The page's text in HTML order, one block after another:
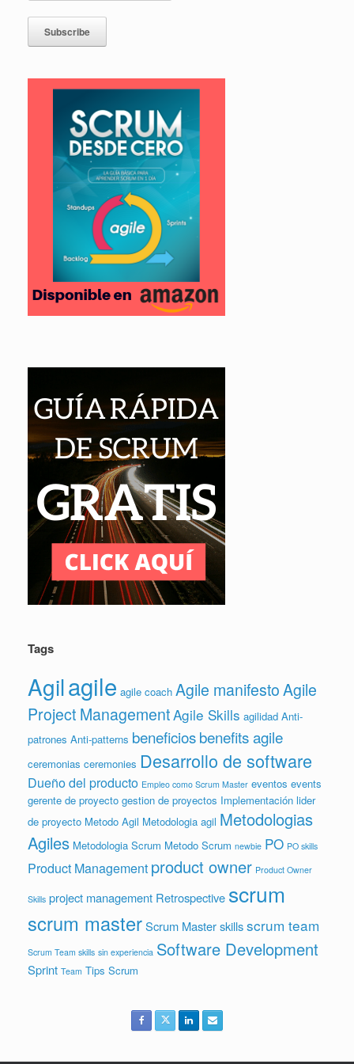
Tags
Agilagile agile coach Agile manifestoAgile
Project ManagementAgile Skills agilidad Anti-
patrones Anti-patterns beneficiosbenefits agile
ceremonias ceremonies Desarrollo de software
Dueño del producto Empleo como Scrum Master eventos events
gerente de proyecto gestion de proyectos Implementación lider
de proyecto Metodo Agil Metodologia agil Metodologias
Agiles Metodologia Scrum Metodo Scrum newbie PO PO skills
Product Management product owner Product Owner
Skills project management Retrospective scrum
scrum masterScrum Master skillsscrum team
Scrum Team skills sin experiencia Software Development
Sprint Team Tips Scrum